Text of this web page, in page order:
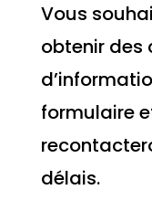
Vous
obtenir des
formulaire
délais.